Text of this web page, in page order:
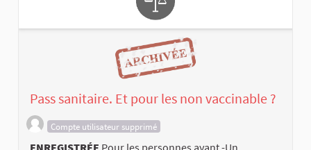
Pass sanitaire. Et pour les non vaccinable ?
Compte utilisateur supprimé
ENREGISTRÉE Pour les personnes ayant -Un